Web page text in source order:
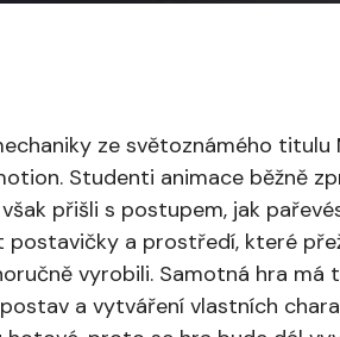
ze světoznámého
Studenti animace běžně
přišli s postupem, jak
postavičky a prostředí, které
vyrobili. Samotná hra má
a vytváření vlastních